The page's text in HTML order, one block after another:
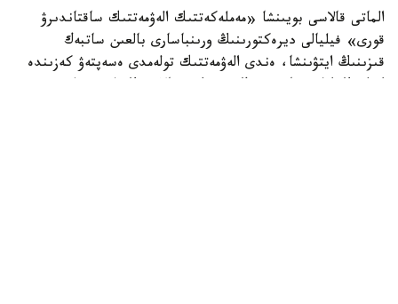
الماتى قالاسى بويىنشا «مەملەكەتتىك الەۋمەتتىك ساقتاندىرۋ
قورى» فيليالى ديرەكتورىنىڭ ورىنباسارى بالعىن ساتبەك
قىزىنىڭ ايتۋىنشا، ەندى الەۋمەتتىك تولەمدى ەسەپتەۋ كەزىندە